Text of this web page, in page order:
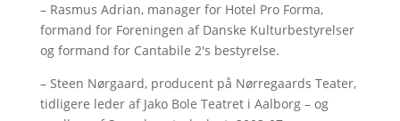
– Rasmus Adrian, manager for Hotel Pro Forma,
formand for Foreningen af Danske Kulturbestyrelser
og formand for Cantabile 2's bestyrelse.
– Steen Nørgaard, producent på Nørregaards Teater,
tidligere leder af Jako Bole Teatret i Aalborg – og